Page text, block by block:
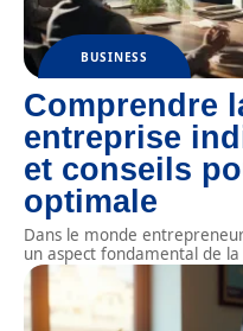
BUSINESS
Comprendre
entreprise
et conseils
optimale
Dans le monde
un aspect fondamental de